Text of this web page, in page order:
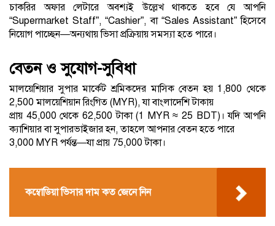
চাকরির অফার লেটারে অবশ্যই উল্লেখ থাকতে হবে যে আপনি
“Supermarket Staff”, “Cashier”, বা “Sales Assistant” হিসেবে
নিয়োগ পাচ্ছেন—অন্যথায় ভিসা প্রক্রিয়ায় সমস্যা হতে পারে।
বেতন ও সুযোগ-সুবিধা
মালয়েশিয়ার সুপার মার্কেট শ্রমিকদের মাসিক বেতন হয় 1,800 থেকে
2,500 মালয়েশিয়ান রিংগিত (MYR), যা বাংলাদেশি টাকায়
প্রায় 45,000 থেকে 62,500 টাকা (1 MYR ≈ 25 BDT)। যদি আপনি
ক্যাশিয়ার বা সুপারভাইজার হন, তাহলে আপনার বেতন হতে পারে
3,000 MYR পর্যন্ত—যা প্রায় 75,000 টাকা।
কম্বোডিয়া ভিসার দাম কত জেনে নিন